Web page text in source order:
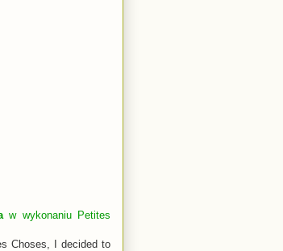
w wykonaniu Petites
Choses, I decided to